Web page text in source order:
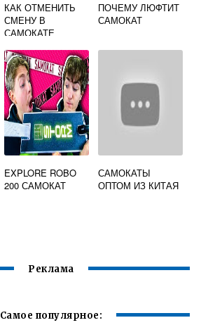
КАК ОТМЕНИТЬ
СМЕНУ В
САМОКАТЕ
ПОЧЕМУ ЛЮФТИТ
САМОКАТ
EXPLORE ROBO
200 САМОКАТ
САМОКАТЫ
ОПТОМ ИЗ КИТАЯ
Реклама
Самое популярное: